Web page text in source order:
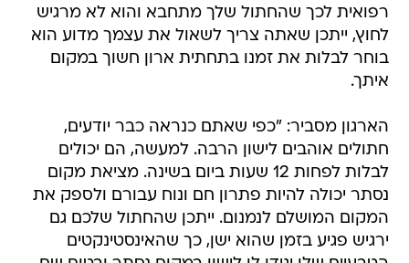
רפואית לכך שהחתול שלך מתחבא והוא לא מרגיש
לחוץ, ייתכן שאתה צריך לשאול את עצמך מדוע הוא
בוחר לבלות את זמנו בתחתית ארון חשוך במקום
איתך.
הארגון מסביר: "כפי שאתם כנראה כבר יודעים,
חתולים אוהבים לישון הרבה. למעשה, הם יכולים
לבלות לפחות 12 שעות ביום בשינה. מציאת מקום
נסתר יכולה להיות פתרון חם ונוח עבורם ולספק את
המקום המושלם לנמנום. ייתכן שהחתול שלכם גם
ירגיש פגיע בזמן שהוא ישן, כך שהאינסטינקטים